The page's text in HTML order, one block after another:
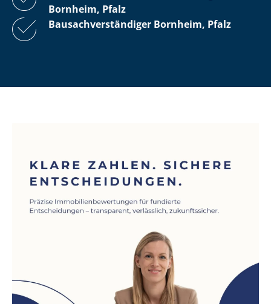
Bornheim, Pfalz
Bau­sach­ver­stän­di­ger Bornheim, Pfalz